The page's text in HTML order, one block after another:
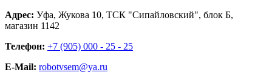
Адрес: Уфа, Жукова 10, ТСК "Сипайловский", блок Б,
магазин 1142
Телефон: +7 (905) 000 - 25 - 25
E-Mail: robotvsem@ya.ru